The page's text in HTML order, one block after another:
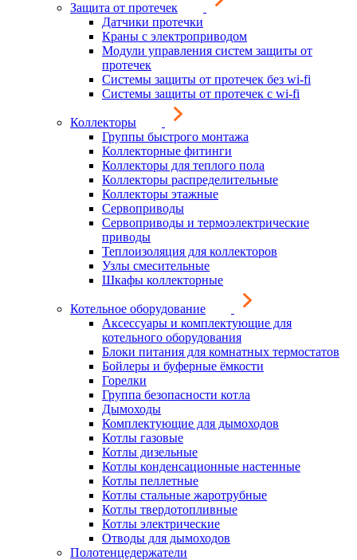
Защита от протечек
Датчики протечки
Краны с электроприводом
Модули управления систем защиты от
протечек
Системы защиты от протечек без wi-fi
Системы защиты от протечек с wi-fi
Коллекторы
Группы быстрого монтажа
Коллекторные фитинги
Коллекторы для теплого пола
Коллекторы распределительные
Коллекторы этажные
Сервоприводы
Сервоприводы и термоэлектрические
приводы
Теплоизоляция для коллекторов
Узлы смесительные
Шкафы коллекторные
Котельное оборудование
Аксессуары и комплектующие для
котельного оборудования
Блоки питания для комнатных термостатов
Бойлеры и буферные ёмкости
Горелки
Группа безопасности котла
Дымоходы
Комплектующие для дымоходов
Котлы газовые
Котлы дизельные
Котлы конденсационные настенные
Котлы пеллетные
Котлы стальные жаротрубные
Котлы твердотопливные
Котлы электрические
Отводы для дымоходов
Полотенцедержатели